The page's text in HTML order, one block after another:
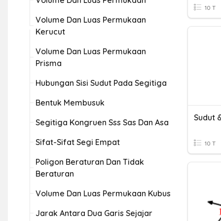
Volume Dan Luas Permukaan
Kerucut
Volume Dan Luas Permukaan
Prisma
Hubungan Sisi Sudut Pada Segitiga
Bentuk Membusuk
Segitiga Kongruen Sss Sas Dan Asa
Sifat-Sifat Segi Empat
Poligon Beraturan Dan Tidak
Beraturan
Volume Dan Luas Permukaan Kubus
Jarak Antara Dua Garis Sejajar
10 T
Sudut
10 T